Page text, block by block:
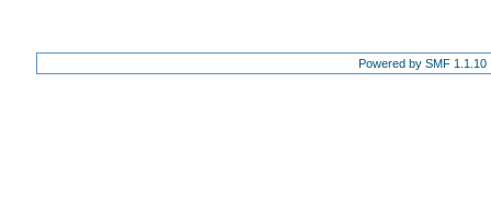
Powered by SMF 1.1.10